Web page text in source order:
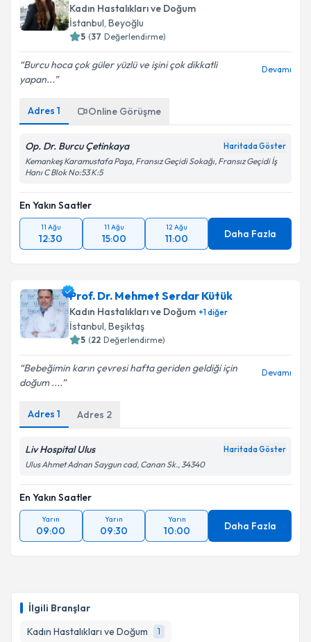
İlgili Branşlar
Kadın Hastalıkları ve Doğum
1
takvim hazırlandığında e-posta ile bilgilendireceğiz.
E-posta Adresiniz
Kişisel verilerimin işlenmesine ilişkin
Metni'ni okudum ve kişisel verilerimin belirtilen
Kadın Hastalıkları ve Doğum
İstanbul, Beyoğlu
5 (37 Değerlendirme)
Burcu hoca çok güler yüzlü ve işini çok dikkatli
yapan...
Devamı
Adres 1 Online Görüşme
Op. Dr. Burcu Çetinkaya Haritada Göster
Kemankeş Karamustafa Paşa, Fransız Geçidi Sokağı, Fransız Geçidi İş
Hanı C Blok No:53 K:5
En Yakın Saatler
11 Ağu
12:30
11 Ağu
15:00
12 Ağu
11:00 Daha Fazla
Prof. Dr. Mehmet Serdar Kütük
Kadın Hastalıkları ve Doğum +1diğer
İstanbul, Beşiktaş
5 (22 Değerlendirme)
Bebeğimin karın çevresi hafta geriden geldiği için
doğum ....
Devamı
Adres 1 Adres 2
Liv Hospital Ulus Haritada Göster
Ulus Ahmet Adnan Saygun cad, Canan Sk., 34340
En Yakın Saatler
Yarın
09:00
Yarın
09:30
Yarın
10:00 Daha Fazla